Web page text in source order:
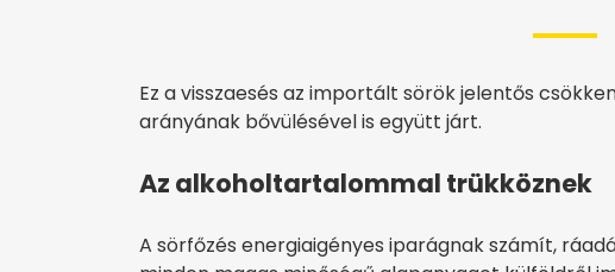
Ez a visszaesés az importált sörök jelentős
arányának bővülésével is együtt járt.
Az alkoholtartalommal trükköznek
A sörfőzés energiaigényes iparágnak számít,